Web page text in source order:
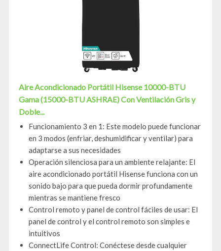
Aire Acondicionado Portátil Hisense 10000-BTU
Gama (15000-BTU ASHRAE) Con Ventilación Gris y
Doble...
Funcionamiento 3 en 1: Este modelo puede funcionar
en 3 modos (enfriar, deshumidificar y ventilar) para
adaptarse a sus necesidades
Operación silenciosa para un ambiente relajante: El
aire acondicionado portátil Hisense funciona con un
sonido bajo para que pueda dormir profundamente
mientras se mantiene fresco
Control remoto y panel de control fáciles de usar: El
panel de control y el control remoto son simples e
intuitivos
ConnectLife Control: Conéctese desde cualquier